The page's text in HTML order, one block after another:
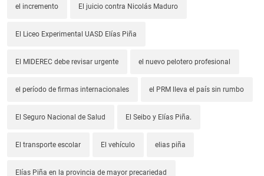
el incremento El juicio contra Nicolás Maduro
El Liceo Experimental UASD Elías Piña
El MIDEREC debe revisar urgente el nuevo pelotero profesional
el período de firmas internacionales el PRM lleva el país sin rumbo
El Seguro Nacional de Salud El Seibo y Elías Piña.
El transporte escolar El vehículo elias piña
Elías Piña en la provincia de mayor precariedad